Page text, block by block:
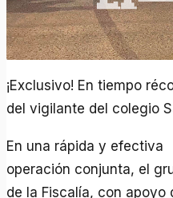
¡Exclusivo! En tiempo
del vigilante del colegio
En una rápida y efectiva
operación conjunta, el
de la Fiscalía, con apoyo